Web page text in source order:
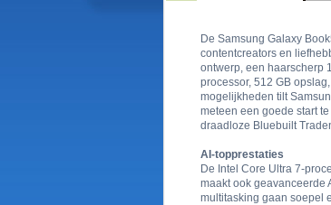
De Samsung Galaxy
contentcreators en
ontwerp, een haarscherp
processor, 512 GB
mogelijkheden tilt
meteen een goede start
draadloze Bluebuilt
AI-topprestaties
De Intel Core Ultra 7-
maakt ook geavanceerde
multitasking gaan soepel